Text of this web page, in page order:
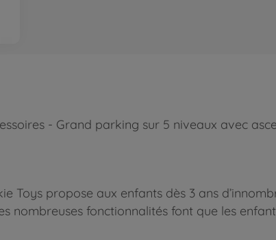
- Grand parking sur 5 niveaux avec
Toys propose aux enfants dès 3 ans
nombreuses fonctionnalités font que les